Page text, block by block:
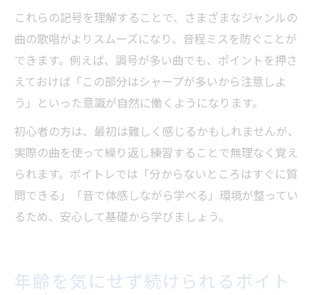
これらの記号を理解することで、さまざまなジャンルの
曲の歌唱がよりスムーズになり、音程ミスを防ぐことが
できます。例えば、調号が多い曲でも、ポイントを押さ
えておけば「この部分はシャープが多いから注意しよ
う」といった意識が自然に働くようになります。
初心者の方は、最初は難しく感じるかもしれませんが、
実際の曲を使って繰り返し練習することで無理なく覚え
られます。ボイトレでは「分からないところはすぐに質
問できる」「音で体感しながら学べる」環境が整ってい
るため、安心して基礎から学びましょう。
年齢を気にせず続けられるボイト